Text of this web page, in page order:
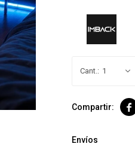
1

Envíos